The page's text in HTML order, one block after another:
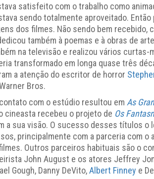
satisfeito com o trabalho como
sendo totalmente aproveitado.
dos filmes. Não sendo bem recebido,
também à poemas e à obras de
na televisão e realizou vários curtas-
transformado em longa quase três
a atenção do escritor de horror
Bros.
com o estúdio resultou em As
cineasta recebeu o projeto de Os
a sua visão. O sucesso desses títulos o
principalmente com a parceria com o
Outros parceiros habituais são o
John August e os atores Jeffrey
Gough, Danny DeVito,Albert Finney e